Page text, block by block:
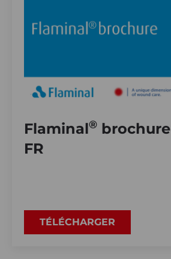
Flaminal®brochure
FR
TÉLÉCHARGER